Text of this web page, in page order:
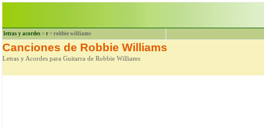
letras y acordes > r > robbie williams
Canciones de Robbie Williams
Letras y Acordes para Guitarra de Robbie Williams